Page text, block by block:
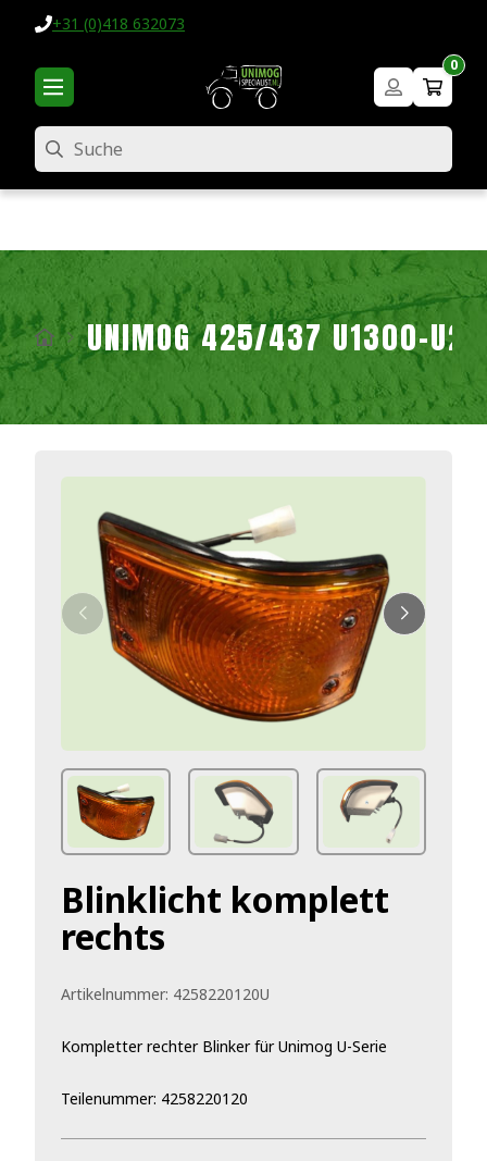
+31 (0)418 632073
0
Suche
UNIMOG 425/437 U1300-
Blinklicht komplett
rechts
Artikelnummer: 4258220120U
Kompletter rechter Blinker für Unimog U-Serie
Teilenummer: 4258220120